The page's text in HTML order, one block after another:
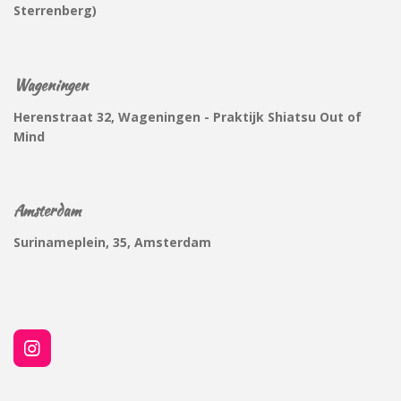
Sterrenberg)
Wageningen
Herenstraat 32, Wageningen - Praktijk Shiatsu Out of
Mind
Amsterdam
Surinameplein, 35, Amsterdam
I
n